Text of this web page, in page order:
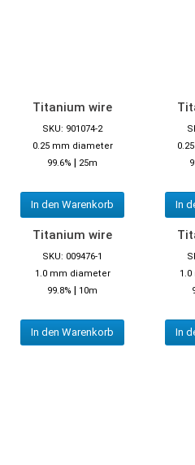
Titanium wire
SKU: 901074-2
0.25 mm diameter
99.6% | 25m
In den Warenkorb In
Titanium wire
SKU: 009476-1
1.0 mm diameter
99.8% | 10m
In den Warenkorb In